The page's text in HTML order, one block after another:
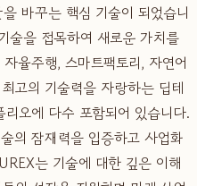
바꾸는 핵심 기술이 되었습니
술을 접목하여 새로운 가치를
율주행, 스마트팩토리, 자연어
고의 기술력을 자랑하는 딥테
오에 다수 포함되어 있습니다.
의 잠재력을 입증하고 사업화
는 기술에 대한 깊은 이해